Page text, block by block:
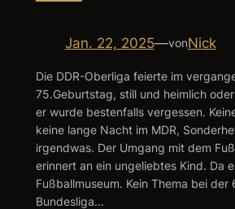
Jan. 22, 2025—vonNick
Die DDR-Oberliga feierte im
75.Geburtstag, still und heimlich
er wurde bestenfalls vergessen.
keine lange Nacht im MDR,
irgendwas. Der Umgang mit dem
erinnert an ein ungeliebtes Kind. Da
Fußballmuseum. Kein Thema bei der
Bundesliga…